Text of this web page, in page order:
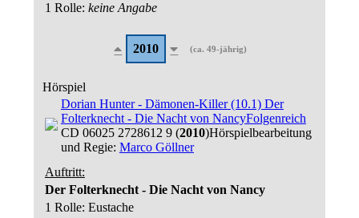
1 Rolle: keine Angabe
2010 (ca. 49-jährig)
Hörspiel
Dorian Hunter - Dämonen-Killer (10.1) Der
Folterknecht - Die Nacht von NancyFolgenreich
CD 06025 2728612 9 (2010)Hörspielbearbeitung
und Regie: Marco Göllner
Auftritt:
Der Folterknecht - Die Nacht von Nancy
1 Rolle: Eustache